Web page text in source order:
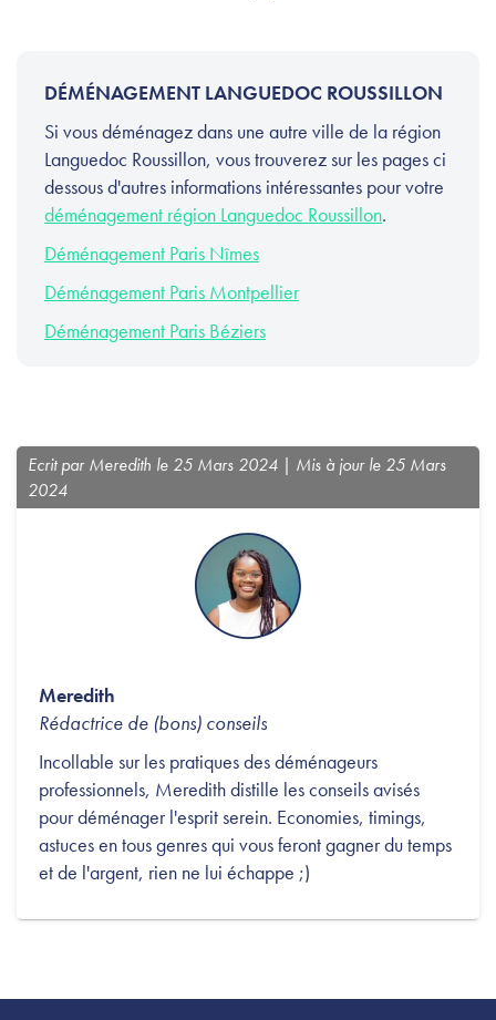
DÉMÉNAGEMENT LANGUEDOC ROUSSILLON
Si vous déménagez dans une autre ville de la région
Languedoc Roussillon, vous trouverez sur les pages ci
dessous d'autres informations intéressantes pour votre
déménagement région Languedoc Roussillon.
Déménagement Paris Nîmes
Déménagement Paris Montpellier
Déménagement Paris Béziers
Ecrit par Meredith le 25 Mars 2024 | Mis à jour le 25 Mars
2024
Meredith
Rédactrice de (bons) conseils
Incollable sur les pratiques des déménageurs
professionnels, Meredith distille les conseils avisés
pour déménager l'esprit serein. Economies, timings,
astuces en tous genres qui vous feront gagner du temps
et de l'argent, rien ne lui échappe ;)